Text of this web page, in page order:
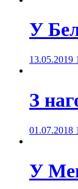
У
13.05.2019
З
01.07.2018
У